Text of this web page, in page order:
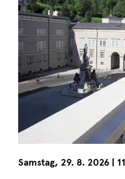
Samstag, 29. 8. 2026 |